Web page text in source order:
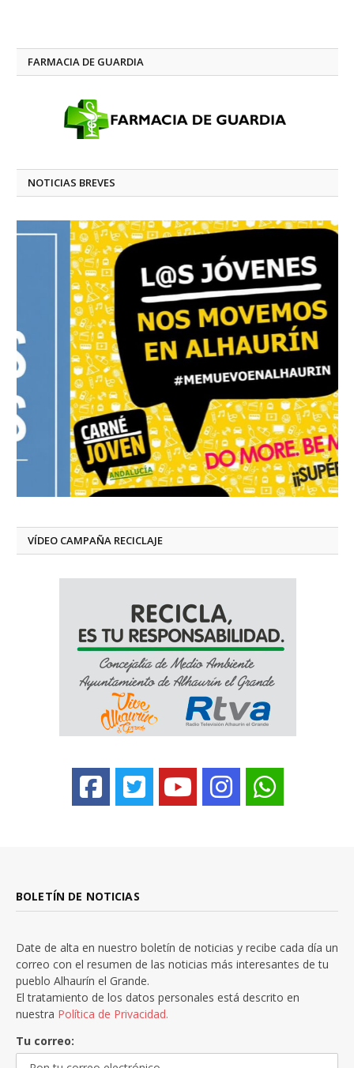
FARMACIA DE GUARDIA
NOTICIAS BREVES
VÍDEO CAMPAÑA RECICLAJE
BOLETÍN DE NOTICIAS
Date de alta en nuestro boletín de noticias y recibe cada día un
correo con el resumen de las noticias más interesantes de tu
pueblo Alhaurín el Grande.
El tratamiento de los datos personales está descrito en
nuestra Política de Privacidad.
Tu correo: